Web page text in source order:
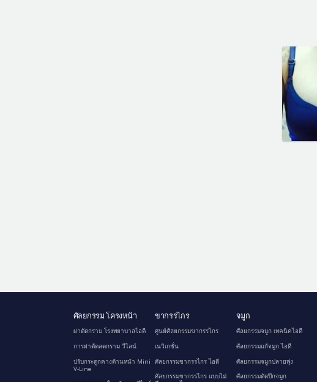
ศัลยกรรม โครงหน้า
ผ่าตัดกราม โรงพยาบาลไอดี
การผ่าตัดลดกราม วีไลน์
ปรับกระดูกคางด้านหน้า Mini
V-Line
ขากรรไกร
ศูนย์ศัลยกรรมขากรรไกร
เนวิเกชั่น
ศัลยกรรมขากรรไกร ไอดี
ศัลยกรรมขากรรไกร แบบไม่
จมูก
ศัลยกรรมจมูก เทคนิคไอดี
ศัลยกรรมแก้จมูก ไอดี
ศัลยกรรมจมูกปลายพุ่ง
ศัลยกรรมตัดปีกจมูก